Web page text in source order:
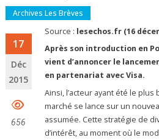
Archives Les Brèves
17
Déc
2015
656
Source : lesechos.fr (16
Après son introduction en
vient d’annoncer le
en partenariat avec Visa.
Ainsi, l’acteur ayant été le
marché se lance sur un
assumée. Cette stratégie de
d’intérêt, au moment où le